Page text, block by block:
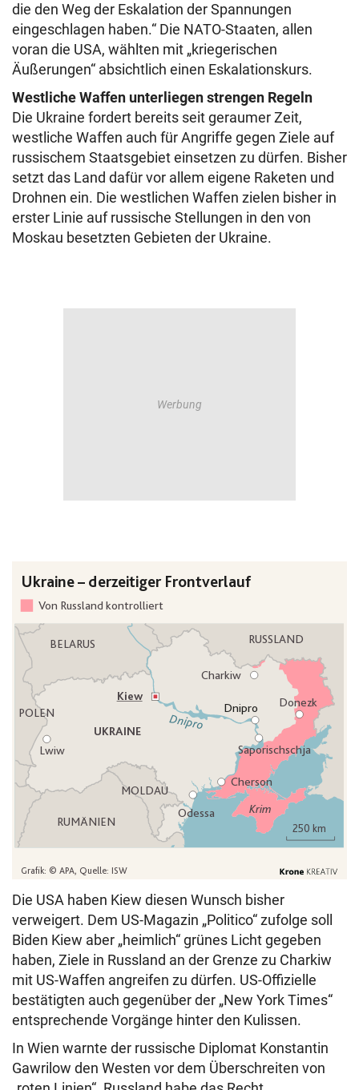
die den Weg der Eskalation der Spannungen
eingeschlagen haben.“ Die NATO-Staaten, allen
voran die USA, wählten mit „kriegerischen
Äußerungen“ absichtlich einen Eskalationskurs.
Westliche Waffen unterliegen strengen Regeln
Die Ukraine fordert bereits seit geraumer Zeit,
westliche Waffen auch für Angriffe gegen Ziele auf
russischem Staatsgebiet einsetzen zu dürfen. Bisher
setzt das Land dafür vor allem eigene Raketen und
Drohnen ein. Die westlichen Waffen zielen bisher in
erster Linie auf russische Stellungen in den von
Moskau besetzten Gebieten der Ukraine.
Die USA haben Kiew diesen Wunsch bisher
verweigert. Dem US-Magazin „Politico“ zufolge soll
Biden Kiew aber „heimlich“ grünes Licht gegeben
haben, Ziele in Russland an der Grenze zu Charkiw
mit US-Waffen angreifen zu dürfen. US-Offizielle
bestätigten auch gegenüber der „New York Times“
entsprechende Vorgänge hinter den Kulissen.
In Wien warnte der russische Diplomat Konstantin
Gawrilow den Westen vor dem Überschreiten von